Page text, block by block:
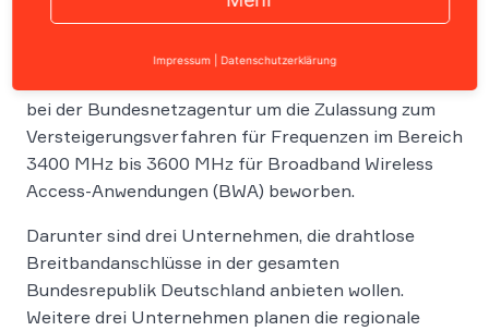
Mit Ablauf der Bewerbungsfrist am 8. November
bei der Bundesnetzagentur um die Zulassung zum
Versteigerungsverfahren für Frequenzen im Bereich
3400 MHz bis 3600 MHz für Broadband Wireless
Access-Anwendungen (BWA) beworben.
Darunter sind drei Unternehmen, die drahtlose
Breitbandanschlüsse in der gesamten
Bundesrepublik Deutschland anbieten wollen.
Weitere drei Unternehmen planen die regionale
Impressum Datenschutzerklärung